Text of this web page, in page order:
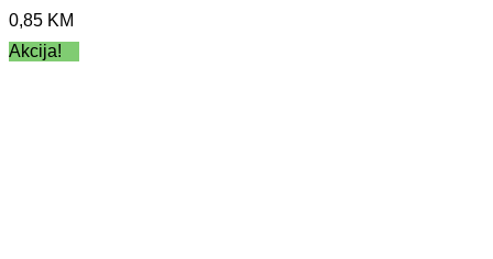
0,85 KM
Akcija!